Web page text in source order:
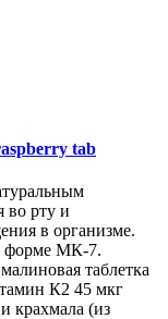
tab
во рту и
в организме.
форме МК-7.
таблетка
К2 45 мкг
крахмала (из